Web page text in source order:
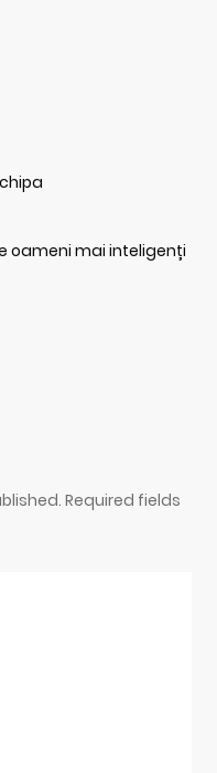
oameni mai inteligenți
Required fields